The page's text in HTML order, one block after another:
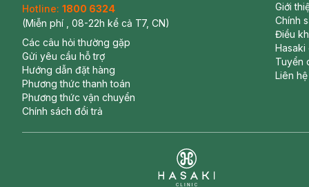
Hotline: 1800 6324
(Miễn phí , 08-22h kể cả T7, CN)
Các câu hỏi thường gặp
Gửi yêu cầu hỗ trợ
Hướng dẫn đặt hàng
Phương thức thanh toán
Phương thức vận chuyển
Chính sách đổi trả
Giới
Chính
Điều
Hasaki
Tuyển
Liên hệ